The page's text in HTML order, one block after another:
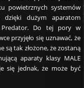
powietrznych systemów
dzięki dużym aparatom
Predator. Do tej pory w
przyjęło się uznawać, że
tak złożone, że zostaną
aparaty klasy MALE
się jednak, że może być